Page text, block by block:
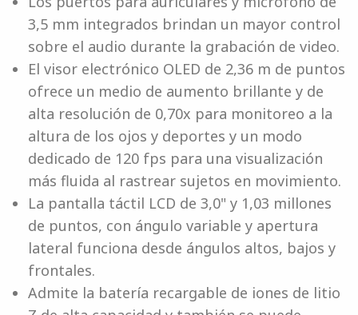
3,5 mm integrados brindan un mayor control
sobre el audio durante la grabación de video.
El visor electrónico OLED de 2,36 m de puntos
ofrece un medio de aumento brillante y de
alta resolución de 0,70x para monitoreo a la
altura de los ojos y deportes y un modo
dedicado de 120 fps para una visualización
más fluida al rastrear sujetos en movimiento.
La pantalla táctil LCD de 3,0" y 1,03 millones
de puntos, con ángulo variable y apertura
lateral funciona desde ángulos altos, bajos y
frontales.
Admite la batería recargable de iones de litio